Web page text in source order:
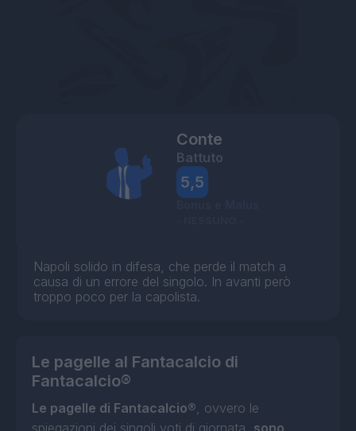
Conte
Battuto
5,5
Napoli solido in difesa, che perde il match a
causa di un errore del singolo. In avanti però
troppo poco per la capolista.
Le pagelle al Fantacalcio di
Fantacalcio®
Le pagelle di Fantacalcio®, ovvero le